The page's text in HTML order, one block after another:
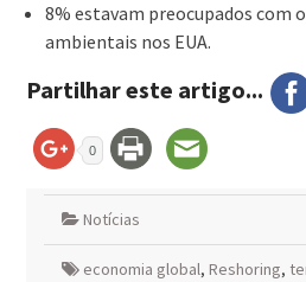
8% estavam preocupados com
ambientais nos EUA.
Partilhar este artigo...
0
Notícias
economia global, Reshoring,